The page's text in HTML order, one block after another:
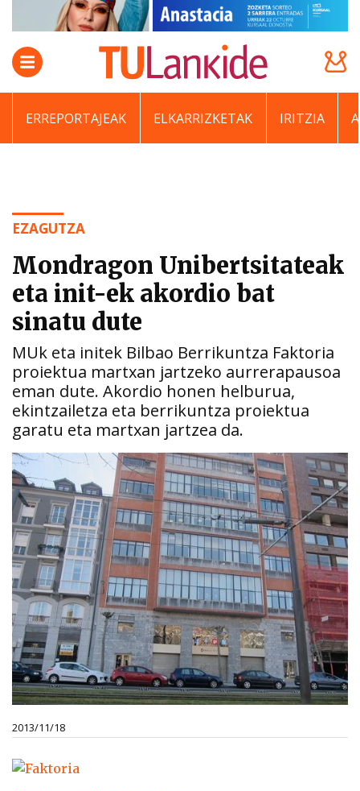
ERREPORTAJEAK ELKARRIZKETAK IRITZIA
EZAGUTZA
Mondragon Unibertsitateak
eta init-ek akordio bat
sinatu dute
MUk eta initek Bilbao Berrikuntza Faktoria
proiektua martxan jartzeko aurrerapausoa
eman dute. Akordio honen helburua,
ekintzailetza eta berrikuntza proiektua
garatu eta martxan jartzea da.
2013/11/18